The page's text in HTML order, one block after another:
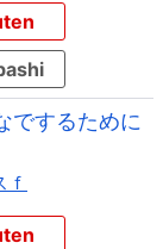
でするために